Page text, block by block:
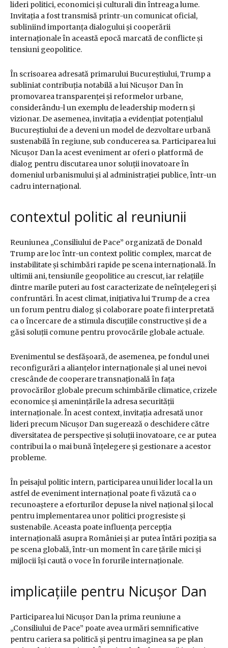
lideri politici, economici și culturali din întreaga lume.
Invitația a fost transmisă printr-un comunicat oficial,
subliniind importanța dialogului și cooperării
internaționale în această epocă marcată de conflicte și
tensiuni geopolitice.
În scrisoarea adresată primarului Bucureștiului, Trump a
subliniat contribuția notabilă a lui Nicușor Dan în
promovarea transparenței și reformelor urbane,
considerându-l un exemplu de leadership modern și
vizionar. De asemenea, invitația a evidențiat potențialul
Bucureștiului de a deveni un model de dezvoltare urbană
sustenabilă în regiune, sub conducerea sa. Participarea lui
Nicușor Dan la acest eveniment ar oferi o platformă de
dialog pentru discutarea unor soluții inovatoare în
domeniul urbanismului și al administrației publice, într-un
cadru internațional.
contextul politic al reuniunii
Reuniunea „Consiliului de Pace” organizată de Donald
Trump are loc într-un context politic complex, marcat de
instabilitate și schimbări rapide pe scena internațională. În
ultimii ani, tensiunile geopolitice au crescut, iar relațiile
dintre marile puteri au fost caracterizate de neînțelegeri și
confruntări. În acest climat, inițiativa lui Trump de a crea
un forum pentru dialog și colaborare poate fi interpretată
ca o încercare de a stimula discuțiile constructive și de a
găsi soluții comune pentru provocările globale actuale.
Evenimentul se desfășoară, de asemenea, pe fondul unei
reconfigurări a alianțelor internaționale și al unei nevoi
crescânde de cooperare transnațională în fața
provocărilor globale precum schimbările climatice, crizele
economice și amenințările la adresa securității
internaționale. În acest context, invitația adresată unor
lideri precum Nicușor Dan sugerează o deschidere către
diversitatea de perspective și soluții inovatoare, ce ar putea
contribui la o mai bună înțelegere și gestionare a acestor
probleme.
În peisajul politic intern, participarea unui lider local la un
astfel de eveniment internațional poate fi văzută ca o
recunoaștere a eforturilor depuse la nivel național și local
pentru implementarea unor politici progresiste și
sustenabile. Aceasta poate influența percepția
internațională asupra României și ar putea întări poziția sa
pe scena globală, într-un moment în care țările mici și
mijlocii își caută o voce în forurile internaționale.
implicațiile pentru Nicușor Dan
Participarea lui Nicușor Dan la prima reuniune a
„Consiliului de Pace” poate avea urmări semnificative
pentru cariera sa politică și pentru imaginea sa pe plan